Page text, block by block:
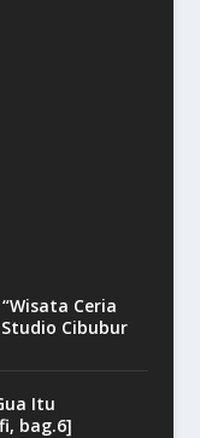
Ceria
Cibubur
Itu
bag.6]